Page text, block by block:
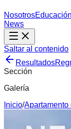
NosotrosEducación
News
Saltar al contenido
Resultados
Sección
Galería
Inicio/Apartamento